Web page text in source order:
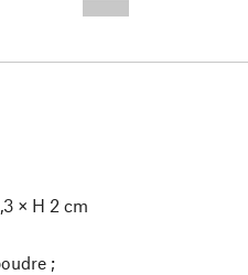
× H 2 cm
;